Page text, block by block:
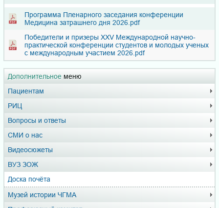
Дополнительное меню
Пациентам
РИЦ
Вопросы и ответы
СМИ о нас
Видеосюжеты
ВУЗ ЗОЖ
Доска почёта
Музей истории ЧГМА
Программа Пленарного заседания конференции
Медицина затрашнего дня 2026.pdf
Победители и призеры XXV Международной научно-
практической конференции студентов и молодых ученых
с международным участием 2026.pdf